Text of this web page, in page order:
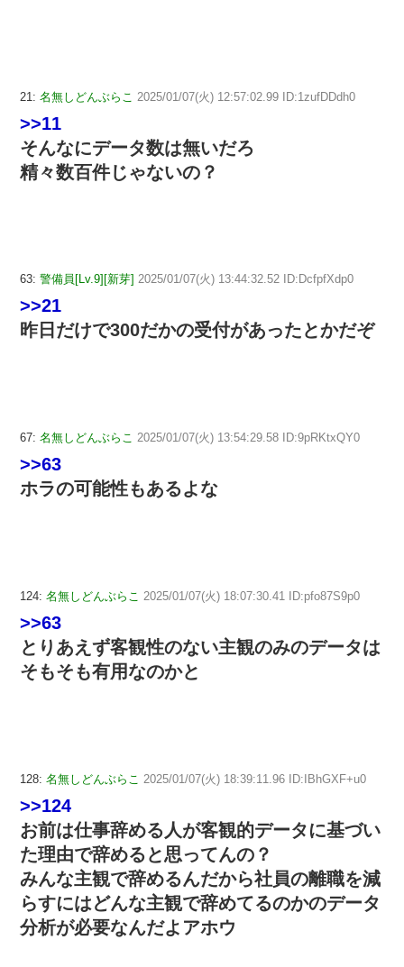
21: 名無しどんぶらこ 2025/01/07(火) 12:57:02.99 ID:1zufDDdh0
>>11
そんなにデータ数は無いだろ
精々数百件じゃないの？
63: 警備員[Lv.9][新芽] 2025/01/07(火) 13:44:32.52 ID:DcfpfXdp0
>>21
昨日だけで300だかの受付があったとかだぞ
67: 名無しどんぶらこ 2025/01/07(火) 13:54:29.58 ID:9pRKtxQY0
>>63
ホラの可能性もあるよな
124: 名無しどんぶらこ 2025/01/07(火) 18:07:30.41 ID:pfo87S9p0
>>63
とりあえず客観性のない主観のみのデータは
そもそも有用なのかと
128: 名無しどんぶらこ 2025/01/07(火) 18:39:11.96 ID:IBhGXF+u0
>>124
お前は仕事辞める人が客観的データに基づい
た理由で辞めると思ってんの？
みんな主観で辞めるんだから社員の離職を減
らすにはどんな主観で辞めてるのかのデータ
分析が必要なんだよアホウ